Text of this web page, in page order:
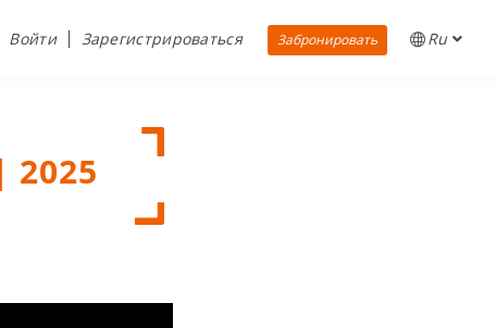
Войти Зарегистрироваться Забронировать Ru
2025